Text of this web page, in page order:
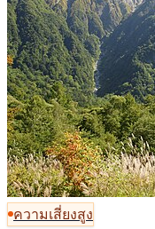
ความเสี่ยงสูง